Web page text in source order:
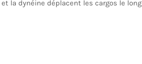
la dynéine déplacent les cargos le long